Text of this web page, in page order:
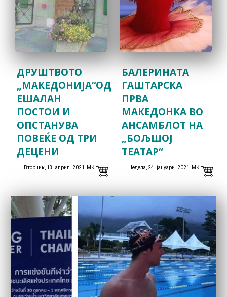
ДРУШТВОТО
„МАКЕДОНИЈА“ОД
ЕШАЛАН
ПОСТОИ И
ОПСТАНУВА
ПОВЕЌЕ ОД ТРИ
ДЕЦЕНИ
Вторник, 13. април. 2021 MK
БАЛЕРИНАТА
ГАШТАРСКА
ПРВА
МАКЕДОНКА ВО
АНСАМБЛОТ НА
„БОЉШОЈ
ТЕАТАР“
Недела, 24. јануари. 2021 MK